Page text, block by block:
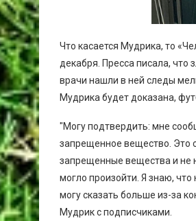
Что касается Мудрика, то
декабря. Пресса писала,
врачи нашли в ней следы
Мудрика будет доказана,
"Могу подтвердить: мне
запрещенное вещество. Это
запрещенные вещества и не
могло произойти. Я знаю, что
могу сказать больше из-за
Мудрик с подписчиками.